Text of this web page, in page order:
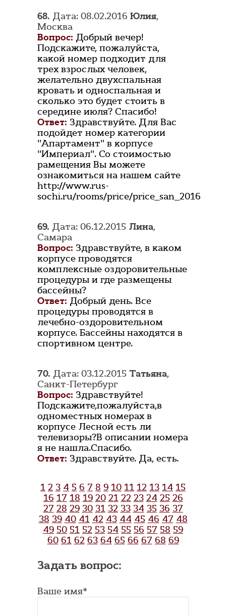
68. Дата: 08.02.2016 Юлия,
Москва
Вопрос: Добрый вечер!
Подскажите, пожалуйста,
какой номер подходит для
трех взрослых человек,
желательно двухспальная
кровать и односпальная и
сколько это будет стоить в
середине июля? Спасибо!
Ответ: Здравствуйте. Для Вас
подойдет номер категории
"Апартамент" в корпусе
"Империал". Со стоимостью
рамещения Вы можете
ознакомиться на нашем сайте
http://www.rus-
sochi.ru/rooms/price/price_san_2016
69. Дата: 06.12.2015 Лина,
Самара
Вопрос: Здравствуйте, в каком
корпусе проводятся
комплексные оздоровительные
процедуры и где размещены
бассейны?
Ответ: Добрый день. Все
процедуры проводятся в
лечебно-оздоровительном
корпусе. Бассейны находятся в
спортивном центре.
70. Дата: 03.12.2015 Татьяна,
Санкт-Петербург
Вопрос: Здравствуйте!
Подскажите,пожалуйста,в
одноместных номерах в
корпусе Лесной есть ли
телевизоры?В описании номера
я не нашла.Спасибо.
Ответ: Здравствуйте. Да, есть.
1 2 3 4 5 6 7 8 9 10 11 12 13 14 15
16 17 18 19 20 21 22 23 24 25 26
27 28 29 30 31 32 33 34 35 36 37
38 39 40 41 42 43 44 45 46 47 48
49 50 51 52 53 54 55 56 57 58 59
60 61 62 63 64 65 66 67 68 69
Задать вопрос:
Ваше имя*